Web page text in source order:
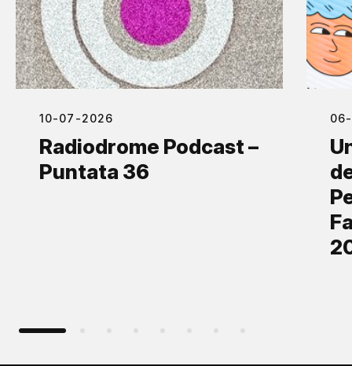
10-07-2026
Radiodrome Podcast –
Puntata 36